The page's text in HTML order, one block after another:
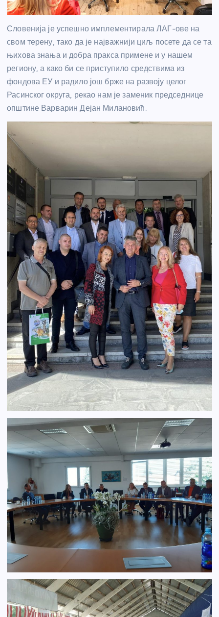
Словенија је успешно имплементирала ЛАГ-ове на
свом терену, тако да је најважнији циљ посете да се та
њихова знања и добра пракса примене и у нашем
региону, а како би се приступило средствима из
фондова ЕУ и радило још брже на развоју целог
Расинског округа, рекао нам је заменик председнице
општине Варварин Дејан Милановић.